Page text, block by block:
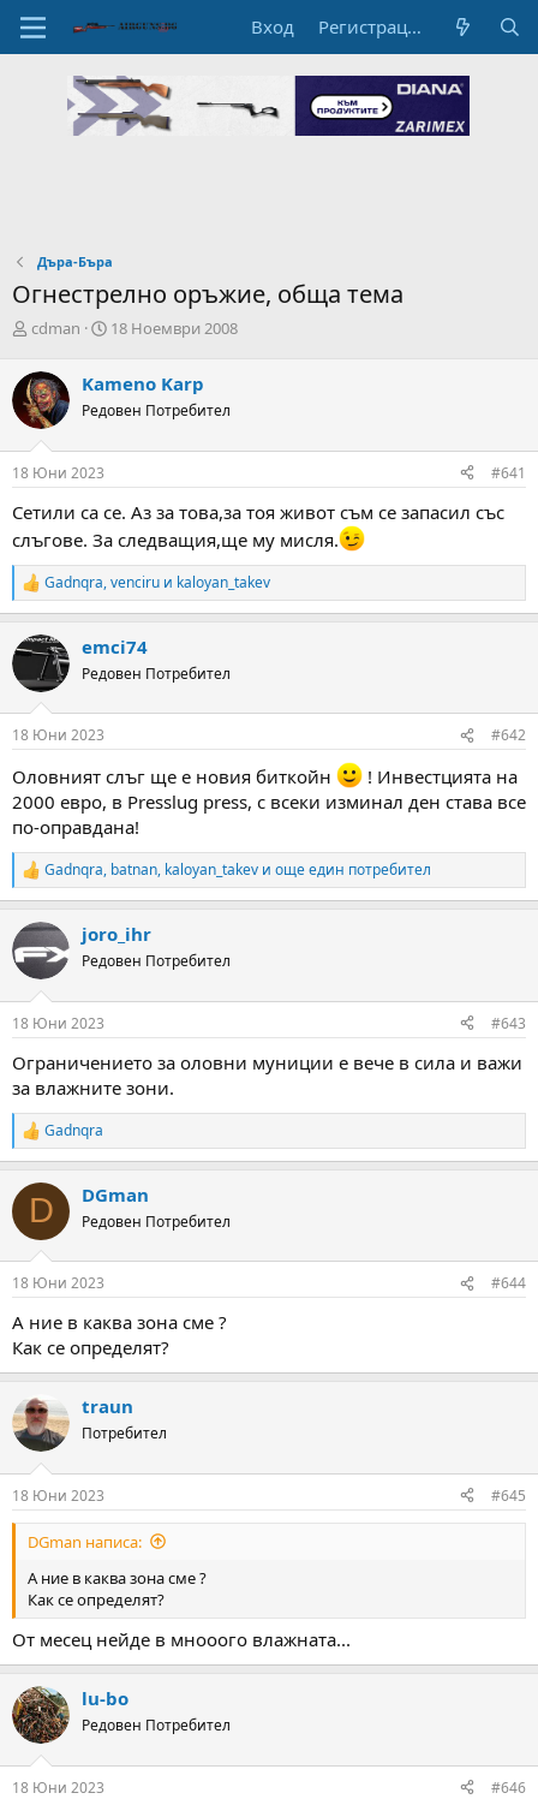
Вход Регистрация
Дъра-Бъра
Огнестрелно оръжие, обща тема
А
т
о
р
н
а
т
м
а
т
а
cdman
Н
а
л
а
т
а
18 Ноември 2008
Kameno Karp
Редовен Потребител
18 Юни 2023 #641
Сетили са се. Аз за това,за тоя живот съм се запасил със
слъгове. За следващия,ще му мисля.
R
e
c
i
s
Gadnqra,venciru и kaloyan_takev
emci74
Редовен Потребител
18 Юни 2023 #642
Оловният слъг ще е новия биткойн
! Инвестцията на
2000 евро, в Presslug press, с всеки изминал ден става все
по-оправдана!
R
e
c
t
i
s
Gadnqra, batnan, kaloyan_takev и още един потребител
joro_ihr
Редовен Потребител
18 Юни 2023 #643
Ограничението за оловни муниции е вече в сила и важи
за влажните зони.
R
e
c
i
s
Gadnqra
D DGman
Редовен Потребител
18 Юни 2023 #644
А ние в каква зона сме ?
Как се определят?
traun
Потребител
18 Юни 2023 #645
DGman написа:
А ние в каква зона сме ?
Как се определят?
От месец нейде в мнооого влажната...
lu-bo
Редовен Потребител
18 Юни 2023 #646